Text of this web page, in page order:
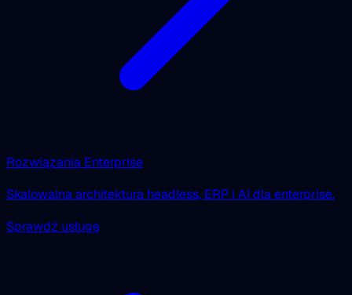
Rozwiązania Enterprise
Skalowalna architektura headless, ERP i AI dla enterprise.
Sprawdź usługę